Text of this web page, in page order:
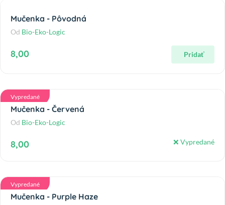
Mučenka - Pôvodná
Od Bio-Eko-Logic
8,00 Pridať
Vypredané
Mučenka - Červená
Od Bio-Eko-Logic
8,00 ❌ Vypredané
Vypredané
Mučenka - Purple Haze